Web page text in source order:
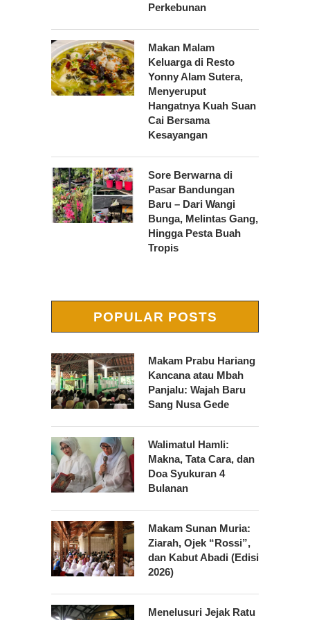
Perkebunan
Makan Malam
Keluarga di Resto
Yonny Alam Sutera,
Menyeruput
Hangatnya Kuah Suan
Cai Bersama
Kesayangan
Sore Berwarna di
Pasar Bandungan
Baru – Dari Wangi
Bunga, Melintas Gang,
Hingga Pesta Buah
Tropis
POPULAR POSTS
Makam Prabu Hariang
Kancana atau Mbah
Panjalu: Wajah Baru
Sang Nusa Gede
Walimatul Hamli:
Makna, Tata Cara, dan
Doa Syukuran 4
Bulanan
Makam Sunan Muria:
Ziarah, Ojek “Rossi”,
dan Kabut Abadi (Edisi
2026)
Menelusuri Jejak Ratu